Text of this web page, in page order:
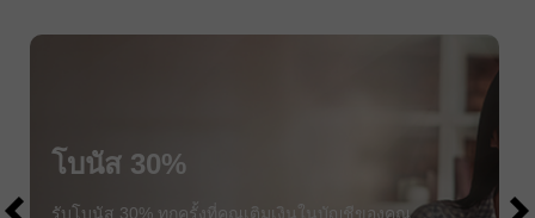
โบนัส 30%
รับโบนัส 30% ทุกครั้งที่คุณเติมเงินในบัญชีของคุณ